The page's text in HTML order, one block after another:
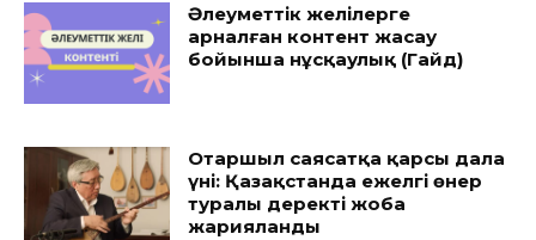
Әлеуметтік желілерге
арналған контент жасау
бойынша нұсқаулық (Гайд)
Отаршыл саясатқа қарсы дала
үні: Қазақстанда ежелгі өнер
туралы деректі жоба
жарияланды